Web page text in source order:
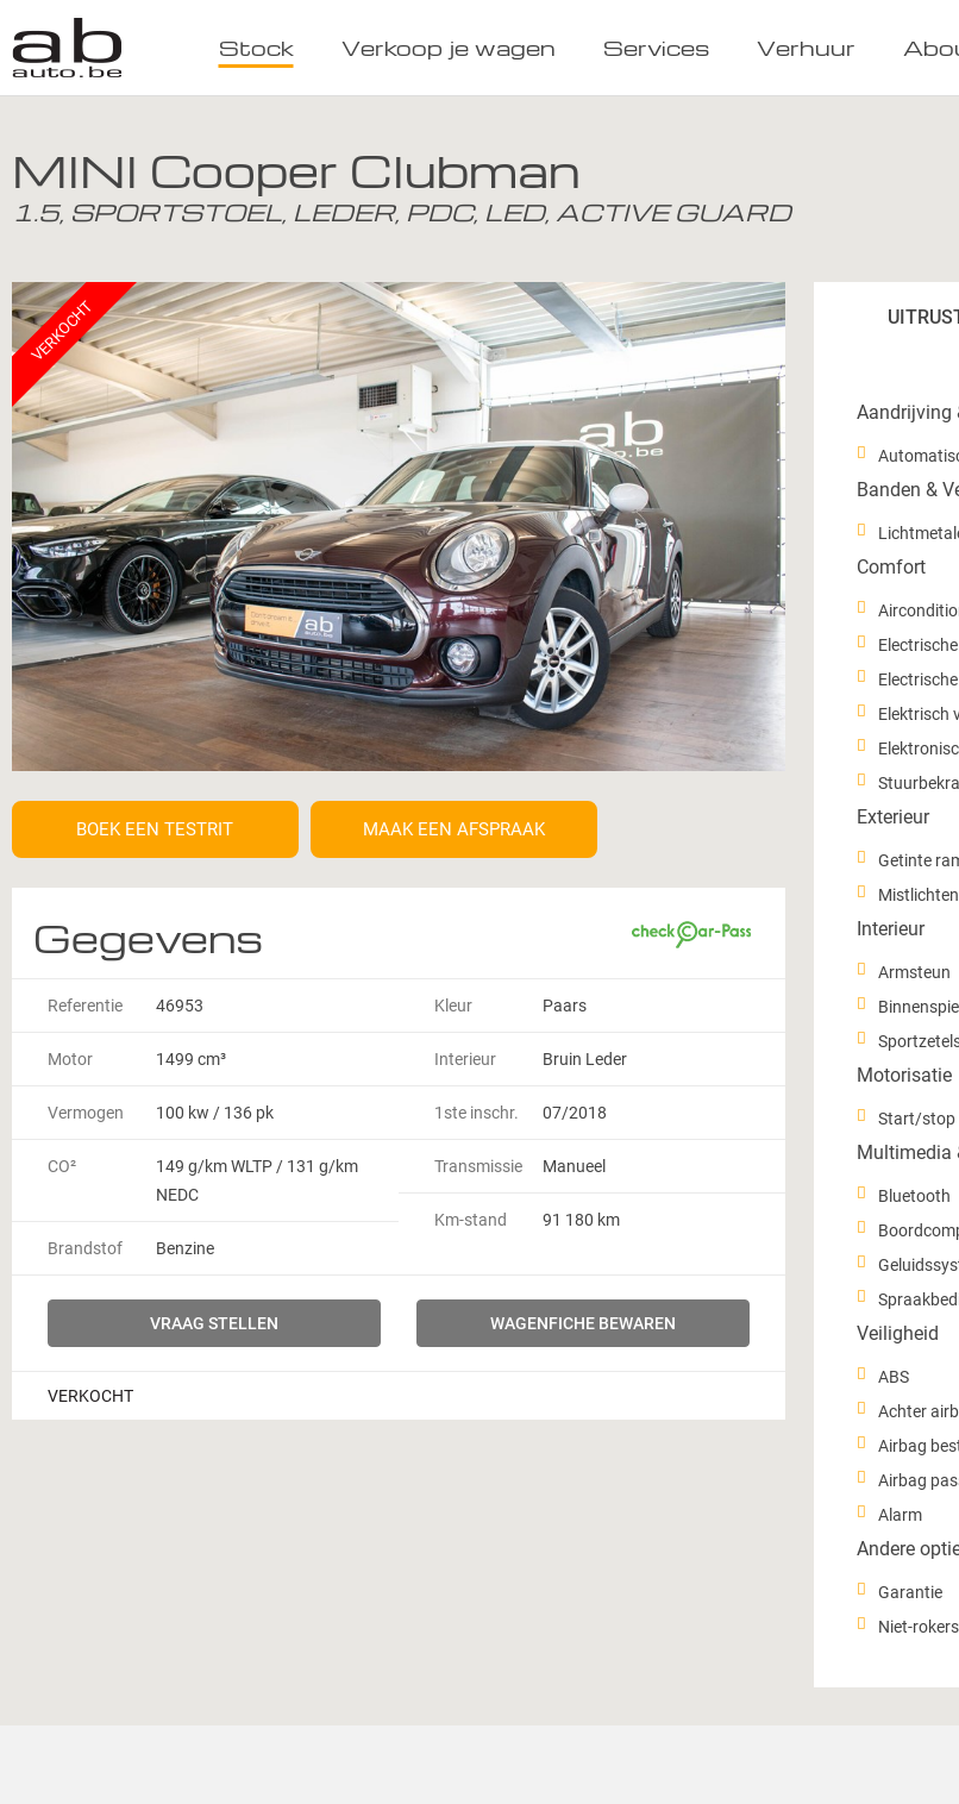
Stock Verkoop je wagen Services Verhuur
MINI Cooper Clubman
1.5, SPORTSTOEL, LEDER, PDC, LED, ACTIVE GUARD
VERKOCHT
BOEK EEN TESTRIT MAAK EEN AFSPRAAK
Gegevens
Referentie 46953
Motor 1499 cm³
Vermogen 100 kw / 136 pk
CO²
149 g/km WLTP / 131 g/km
NEDC
Brandstof Benzine
Kleur Paars
Interieur Bruin Leder
1ste inschr. 07/2018
Transmissie Manueel
Km-stand 91 180 km
VRAAG STELLEN WAGENFICHE BEWAREN
VERKOCHT
Aandrijving
Banden &
Comfort
Elektrisch
Exterieur
Getinte
Mistlichten
Interieur
Armsteun
Motorisatie
Start/stop
Multimedia
Bluetooth
Veiligheid
ABS
Achter
Airbag
Airbag
Alarm
Andere
Garantie
Niet-